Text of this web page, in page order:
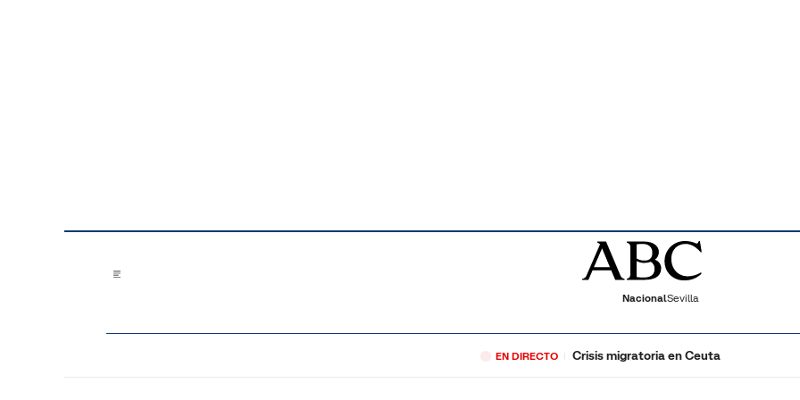
NacionalSevilla
EN DIRECTO Crisis migratoria en Ceuta